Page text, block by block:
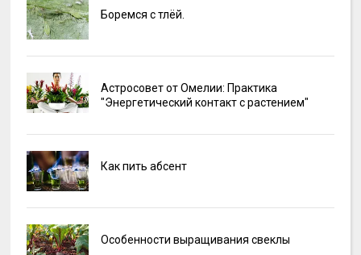
Боремся с тлёй.
Астросовет от Омелии: Практика
"Энергетический контакт с растением"
Как пить абсент
Особенности выращивания свеклы